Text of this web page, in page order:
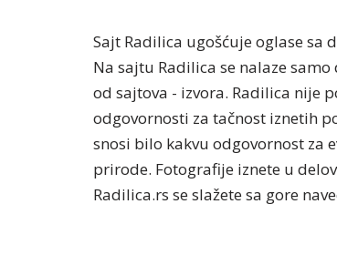
Sajt Radilica ugošćuje oglase sa
Na sajtu Radilica se nalaze
od sajtova - izvora. Radilica nije
odgovornosti za tačnost iznetih
snosi bilo kakvu odgovornost za
prirode. Fotografije iznete u
Radilica.rs se slažete sa gore